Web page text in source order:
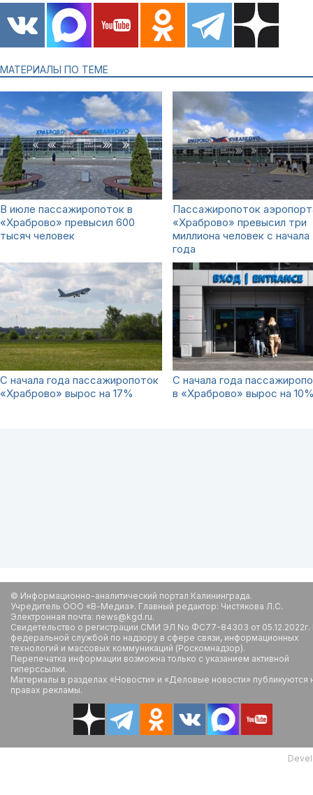
МАТЕРИАЛЫ ПО ТЕМЕ
В июле пассажиропоток в
«Храброво» превысил 600
тысяч человек
Пассажиропоток
«Храброво» превысил три
миллиона человек с начала
года
С начала года пассажиропоток
«Храброво» вырос на 17%
С начала года
в «Храброво» вырос на
© Информационно-аналитический портал Калининграда.
Учредитель ООО «В-Медиа». Главный редактор: Чистякова Л.С.
Электронная почта: news@kgd.ru.
Свидетельство о регистрации СМИ ЭЛ No ФС77-84303 от
федеральной службой по надзору в сфере связи, информационных
технологий и массовых коммуникаций (Роскомнадзор).
Перепечатка информации возможна только с указанием активной
гиперссылки.
Материалы в разделах «Новости» и «Деловые новости» публикуются
правах рекламы.